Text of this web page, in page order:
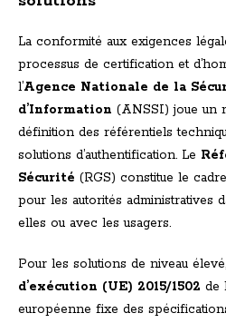
La conformité aux exigences
processus de certification et
l’Agence Nationale de la
d’Information (ANSSI) joue un
définition des référentiels
solutions d’authentification. Le
Sécurité (RGS) constitue le
pour les autorités administratives
elles ou avec les usagers.
Pour les solutions de niveau
d’exécution (UE) 2015/1502 de
européenne fixe des